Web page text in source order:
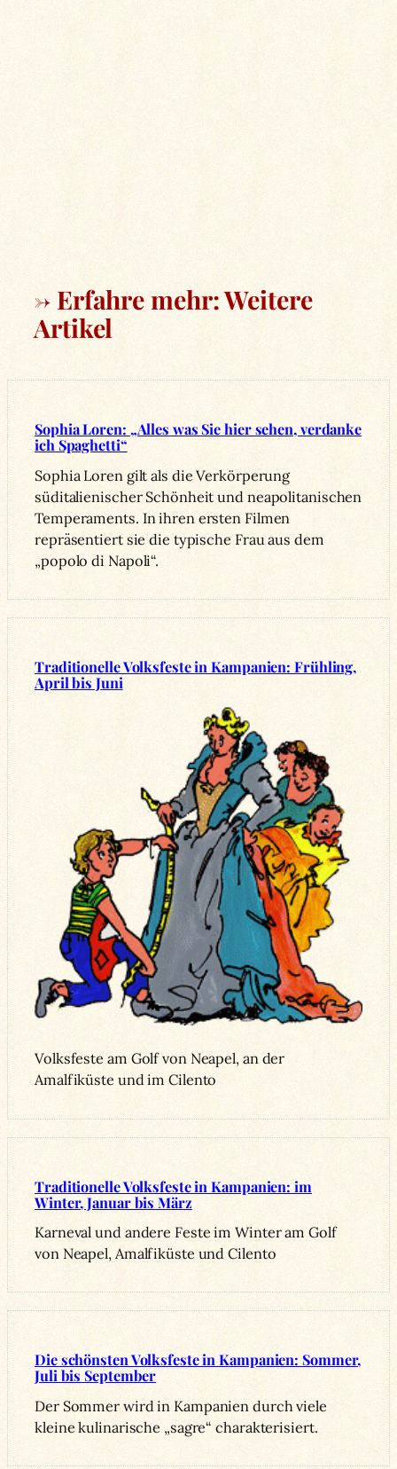
→ Erfahre mehr: Weitere
Artikel
Sophia Loren: „Alles was Sie hier sehen, verdanke
ich Spaghetti“
Sophia Loren gilt als die Verkörperung
süditalienischer Schönheit und neapolitanischen
Temperaments. In ihren ersten Filmen
repräsentiert sie die typische Frau aus dem
„popolo di Napoli“.
Traditionelle Volksfeste in Kampanien: Frühling,
April bis Juni
Volksfeste am Golf von Neapel, an der
Amalfiküste und im Cilento
Traditionelle Volksfeste in Kampanien: im
Winter, Januar bis März
Karneval und andere Feste im Winter am Golf
von Neapel, Amalfiküste und Cilento
Die schönsten Volksfeste in Kampanien: Sommer,
Juli bis September
Der Sommer wird in Kampanien durch viele
kleine kulinarische „sagre“ charakterisiert.